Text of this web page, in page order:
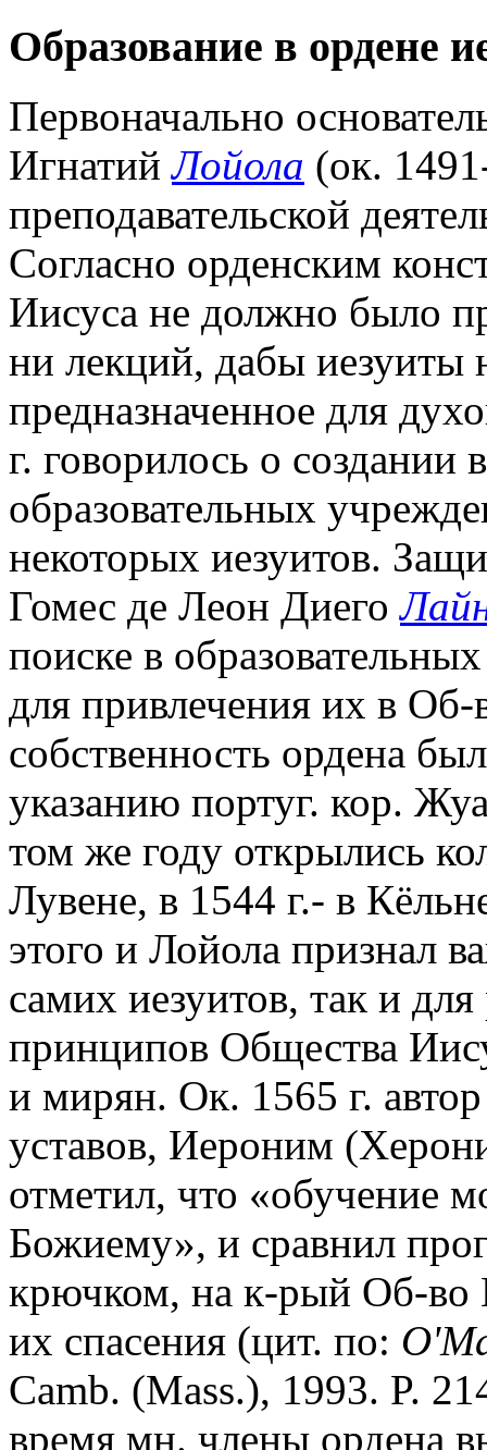
Образование в ордене
Первоначально
ИгнатийЛойола (ок.
преподавательской
Согласно орденским
Иисуса не должно было
ни лекций, дабы иезуиты
предназначенное для
г. говорилось о создании
образовательных
некоторых иезуитов.
Гомес де Леон Диего
поиске в
для привлечения их в
собственность ордена
указанию португ. кор.
том же году открылись
Лувене, в 1544 г.- в
этого и Лойола признал
самих иезуитов, так и
принципов Общества
и мирян. Ок. 1565 г.
уставов, Иероним
отметил, что «обучение
Божиему», и сравнил
крючком, на к-рый Об-во
их спасения (цит. по:
Camb. (Mass.), 1993. P.
время мн. члены ордена